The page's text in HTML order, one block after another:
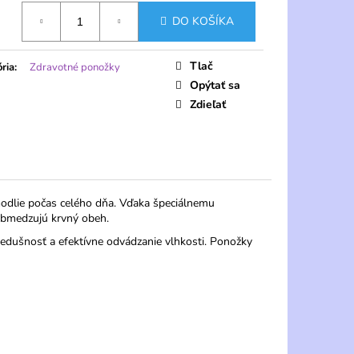
DO KOŠÍKA
: Zdravotné ponožky
Tlač
Opýtať sa
Zdieľať
počas celého dňa. Vďaka špeciálnemu
krvný obeh.
a efektívne odvádzanie vlhkosti. Ponožky